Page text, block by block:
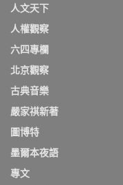
人文天下
人權觀察
六四專欄
北京觀察
古典音樂
嚴家祺新著
圖博特
墨爾本夜語
專文